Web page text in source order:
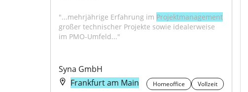
"...mehrjährige Erfahrung im Projektmanagement
großer technischer Projekte sowie idealerweise
im PMO-Umfeld..."
Syna GmbH
Frankfurt am Main
Homeoffice Vollzeit